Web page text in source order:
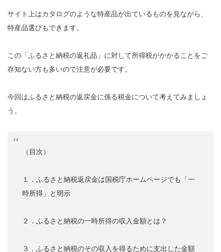
サイト上はカタログのような特産品が出ているものを見ながら、
特産品選びもできます。
この「ふるさと納税の返礼品」に対して所得税がかかることをご
存知ない方も多いので注意が必要です。
今回はふるさと納税の返戻金に係る税金について考えてみましょ
う。
（目次）
１．ふるさと納税返戻金は国税庁ホームページでも「一
時所得」と明示
２．ふるさと納税の一時所得の収入金額とは？
３．ふるさと納税のその収入を得るために支出した金額